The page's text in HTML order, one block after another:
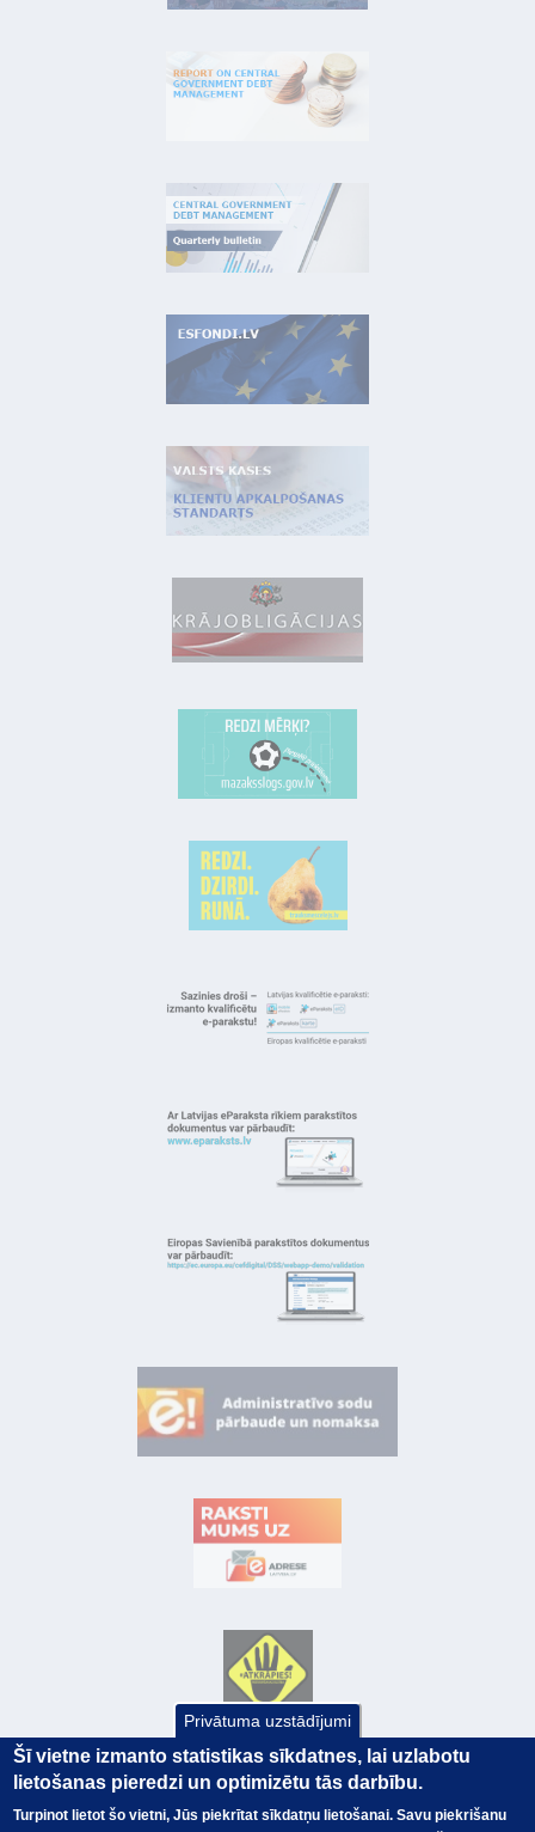
Privātuma uzstādījumi
Šī vietne izmanto statistikas sīkdatnes, lai uzlabotu
lietošanas pieredzi un optimizētu tās darbību.
Turpinot lietot šo vietni, Jūs piekrītat sīkdatņu lietošanai. Savu piekrišanu